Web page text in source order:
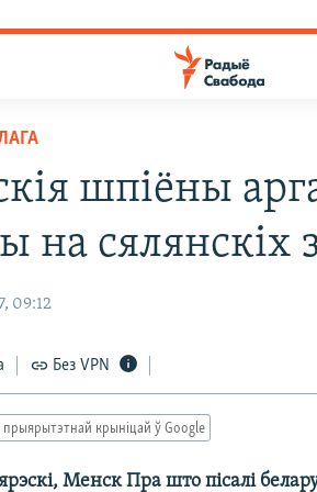
шпіёны
на сялянскіх
09:12
Без VPN
прыярытэтнай крыніцай ў Google
Менск Пра што пісалі